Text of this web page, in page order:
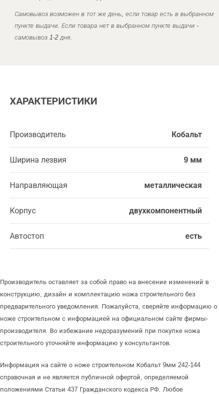
Самовывоз возможен в тот же день, если товар есть в выбранном
пункте выдачи. Если товара нет в выбранном пункте выдачи -
самовывоз 1-2 дня.
ХАРАКТЕРИСТИКИ
Производитель Кобальт
Ширина лезвия 9 мм
Направляющая металлическая
Корпус двухкомпонентный
Автостоп есть
Производитель оставляет за собой право на внесение изменений в
конструкцию, дизайн и комплектацию ножа строительного без
предварительного уведомления. Пожалуйста, сверяйте информацию о
ноже строительном с информацией на официальном сайте фирмы-
производителя. Во избежание недоразумений при покупке ножа
строительного уточняйте информацию у консультантов.
Информация на сайте о ноже строительном Кобальт 9мм 242-144
справочная и не является публичной офертой, определяемой
положениями Статьи 437 Гражданского кодекса РФ. Любое